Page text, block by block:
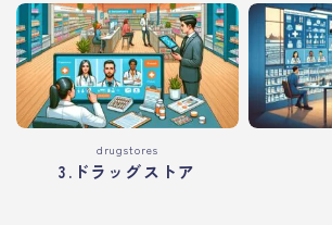
drugstores
3.ドラッグストア